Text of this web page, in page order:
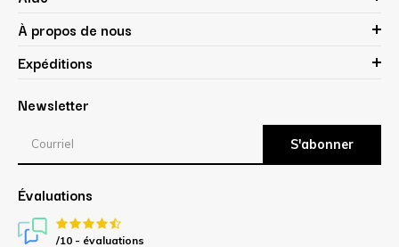
À propos de nous
Expéditions
Newsletter
S'abonner
Évaluations
/10 - évaluations